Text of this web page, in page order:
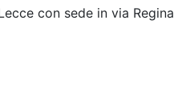
con sede in via Regina